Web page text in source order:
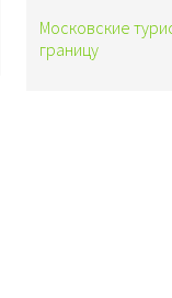
Московские
границу